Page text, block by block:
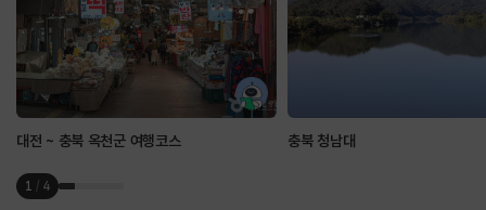
대전 ~ 충북 옥천군 여행코스 충북 청남대
1 / 4